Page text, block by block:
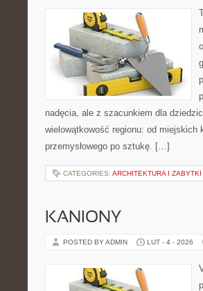
nadęcia, ale z szacunkiem dla
wielowątkowość regionu: od miejskich
przemysłowego po sztukę. […]
CATEGORIES: ARCHITEKTURA I ZABYTKI
KANIONY
POSTED BY ADMIN LUT - 4 - 2026